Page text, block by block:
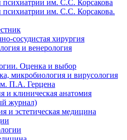
им. С.С. Корсакова
им. С.С. Корсакова.
сосудистая хирургия
и венерология
Оценка и выбор
микробиология и вирусология
П.А. Герцена
и клиническая анатомия
журнал)
и эстетическая медицина